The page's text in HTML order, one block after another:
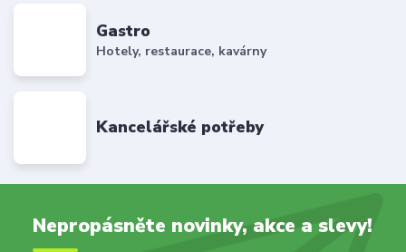
Gastro
Hotely, restaurace, kavárny
Kancelářské potřeby
Nepropásněte novinky, akce a slevy!